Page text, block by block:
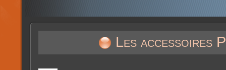
Les accessoires